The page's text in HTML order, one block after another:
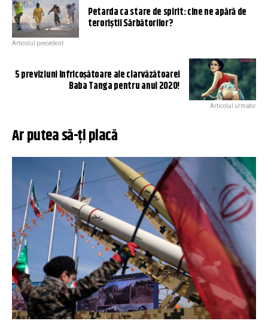
Petarda ca stare de spirit: cine ne apără de
teroriștii Sărbătorilor?
Articolul precedent
5 previziuni înfricoșătoare ale clarvăzătoarei
Baba Tanga pentru anul 2020!
Articolul următor
Ar putea să-ți placă